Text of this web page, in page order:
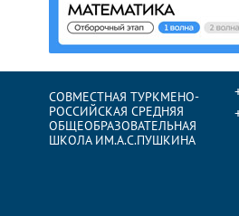
СОВМЕСТНАЯ ТУРКМЕНО-
РОССИЙСКАЯ СРЕДНЯЯ
ОБЩЕОБРАЗОВАТЕЛЬНАЯ
ШКОЛА ИМ.А.С.ПУШКИНА